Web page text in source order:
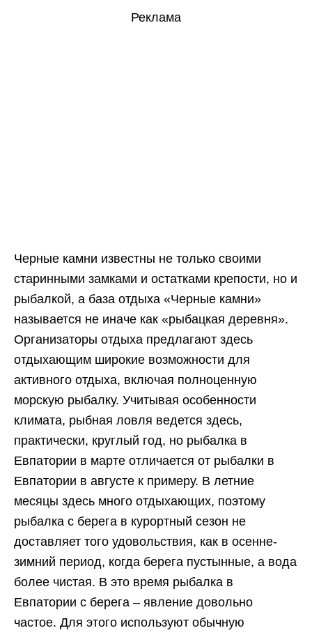
Реклама
Черные камни известны не только своими
старинными замками и остатками крепости, но и
рыбалкой, а база отдыха «Черные камни»
называется не иначе как «рыбацкая деревня».
Организаторы отдыха предлагают здесь
отдыхающим широкие возможности для
активного отдыха, включая полноценную
морскую рыбалку. Учитывая особенности
климата, рыбная ловля ведется здесь,
практически, круглый год, но рыбалка в
Евпатории в марте отличается от рыбалки в
Евпатории в августе к примеру. В летние
месяцы здесь много отдыхающих, поэтому
рыбалка с берега в курортный сезон не
доставляет того удовольствия, как в осенне-
зимний период, когда берега пустынные, а вода
более чистая. В это время рыбалка в
Евпатории с берега – явление довольно
частое. Для этого используют обычную